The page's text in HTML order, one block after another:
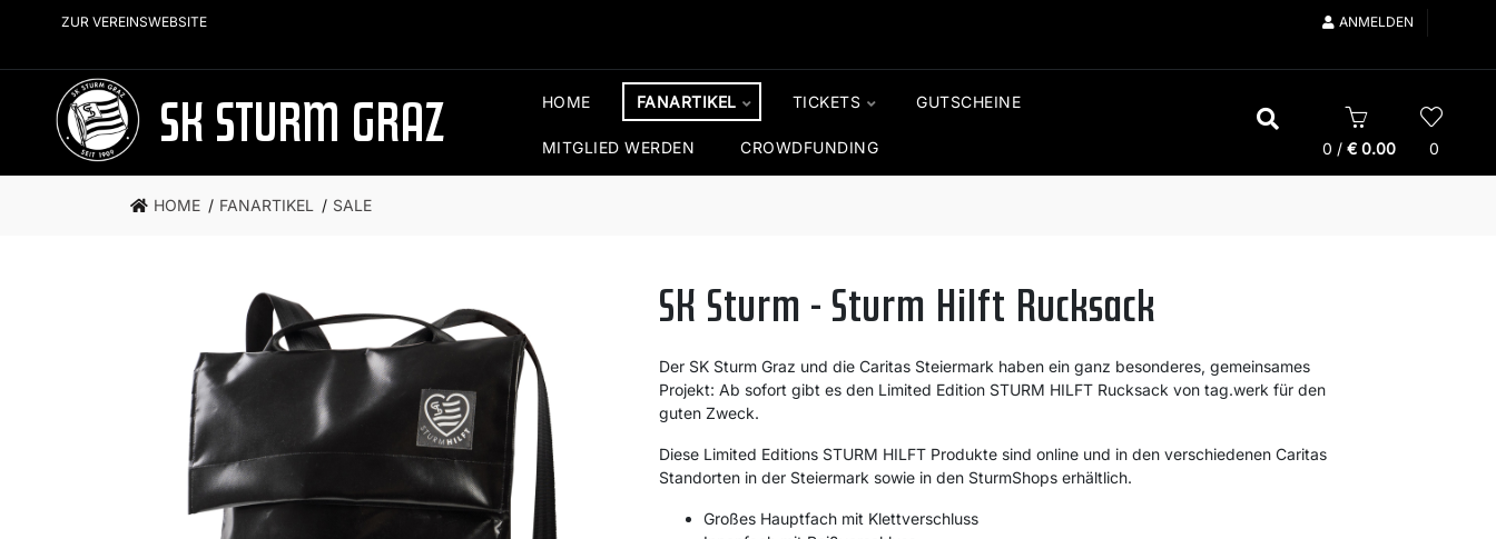
ZUR VEREINSWEBSITE ANMELDEN
SK STURM GRAZ HOME FANARTIKEL TICKETS GUTSCHEINE
MITGLIED WERDEN CROWDFUNDING 0 / € 0.00 0
HOME FANARTIKEL SALE
SK Sturm - Sturm Hilft Rucksack
Der SK Sturm Graz und die Caritas Steiermark haben ein ganz besonderes, gemeinsames
Projekt: Ab sofort gibt es den Limited Edition STURM HILFT Rucksack von tag.werk für den
guten Zweck.
Diese Limited Editions STURM HILFT Produkte sind online und in den verschiedenen Caritas
Standorten in der Steiermark sowie in den SturmShops erhältlich.
Großes Hauptfach mit Klettverschluss